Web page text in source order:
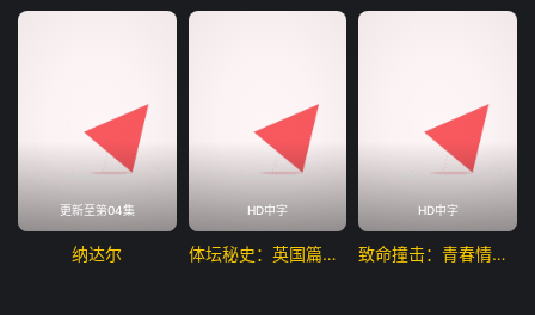
更新至第04集
纳达尔
HD中字
体坛秘史：英国篇：利物浦的伊斯坦布尔奇迹
HD中字
致命撞击：青春情杀案